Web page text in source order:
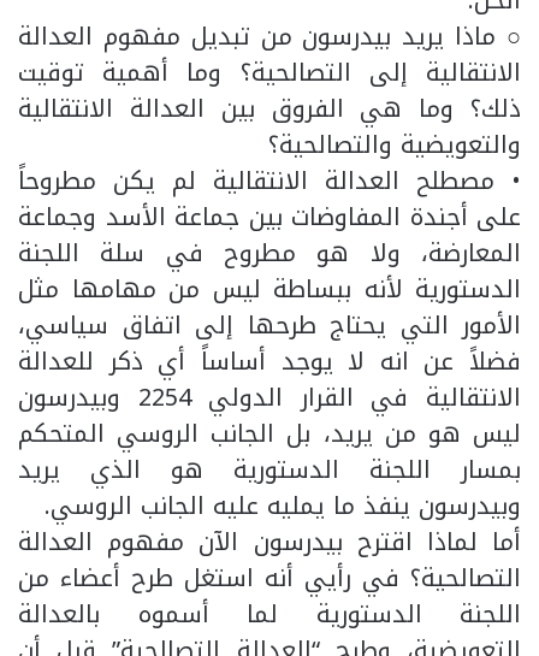
○ ماذا يريد بيدرسون من تبديل مفهوم العدالة
الانتقالية إلى التصالحية؟ وما أهمية توقيت
ذلك؟ وما هي الفروق بين العدالة الانتقالية
والتعويضية والتصالحية؟
• مصطلح العدالة الانتقالية لم يكن مطروحاً
على أجندة المفاوضات بين جماعة الأسد وجماعة
المعارضة، ولا هو مطروح في سلة اللجنة
الدستورية لأنه ببساطة ليس من مهامها مثل
الأمور التي يحتاج طرحها إلى اتفاق سياسي،
فضلاً عن انه لا يوجد أساساً أي ذكر للعدالة
الانتقالية في القرار الدولي 2254 وبيدرسون
ليس هو من يريد، بل الجانب الروسي المتحكم
بمسار اللجنة الدستورية هو الذي يريد
وبيدرسون ينفذ ما يمليه عليه الجانب الروسي.
أما لماذا اقترح بيدرسون الآن مفهوم العدالة
التصالحية؟ في رأيي أنه استغل طرح أعضاء من
اللجنة الدستورية لما أسموه بالعدالة